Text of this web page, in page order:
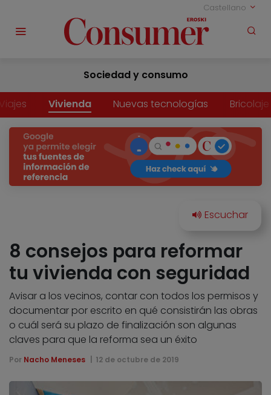
Castellano
Sociedad y consumo
Vivienda Nuevas tecnologías Bricolaje
8 consejos para reformar
tu vivienda con seguridad
Avisar a los vecinos, contar con todos los permisos y
documentar por escrito en qué consistirán las obras
o cuál será su plazo de finalización son algunas
claves para que la reforma sea un éxito
Por Nacho Meneses 12 de octubre de 2019